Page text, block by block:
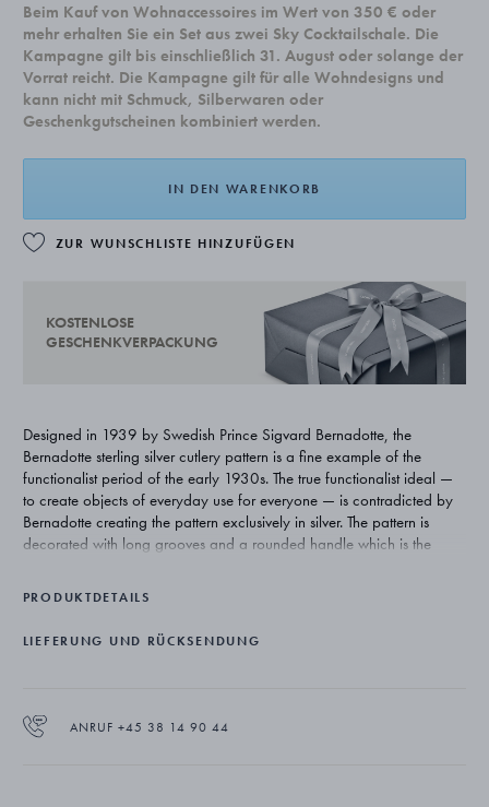
Beim Kauf von Wohnaccessoires im Wert von 350 € oder
mehr erhalten Sie ein Set aus zwei Sky Cocktailschale. Die
Kampagne gilt bis einschließlich 31. August oder solange der
Vorrat reicht. Die Kampagne gilt für alle Wohndesigns und
kann nicht mit Schmuck, Silberwaren oder
Geschenkgutscheinen kombiniert werden.
IN DEN WARENKORB
ZUR WUNSCHLISTE HINZUFÜGEN
KOSTENLOSE
GESCHENKVERPACKUNG
Designed in 1939 by Swedish Prince Sigvard Bernadotte, the
Bernadotte sterling silver cutlery pattern is a fine example of the
functionalist period of the early 1930s. The true functionalist ideal —
to create objects of everyday use for everyone — is contradicted by
Bernadotte creating the pattern exclusively in silver. The pattern is
decorated with long grooves and a rounded handle which is the
PRODUKTDETAILS
LIEFERUNG UND RÜCKSENDUNG
ANRUF +45 38 14 90 44